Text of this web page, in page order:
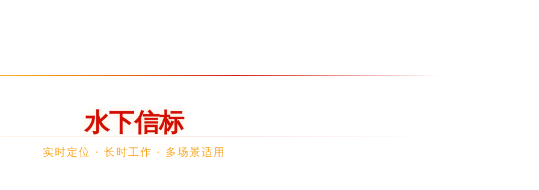
水下信标
实时定位 · 长时工作 · 多场景适用